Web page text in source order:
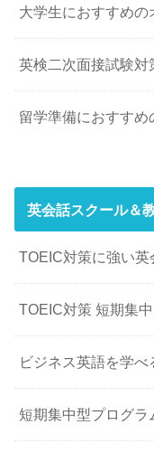
大学生におすすめ
英検二次面接試験
留学準備におすす
英会話スクール＆
TOEIC対策に強い
TOEIC対策 短期集
ビジネス英語を学べ
短期集中型プログラ